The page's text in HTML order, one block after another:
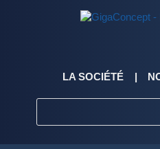
LA SOCIÉTÉ